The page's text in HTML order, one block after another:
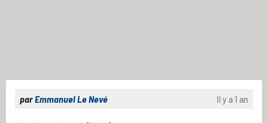
parEmmanuel Le Nevé Il y a 1 an